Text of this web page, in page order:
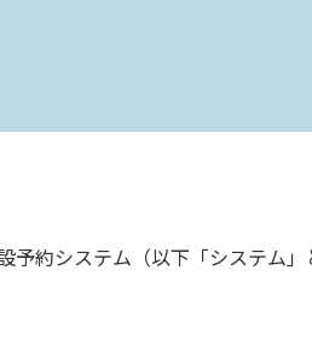
約システム（以下「システム